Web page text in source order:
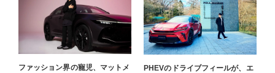
ファッション界の寵児、マットメ
PHEVのドライブフィールが、エ